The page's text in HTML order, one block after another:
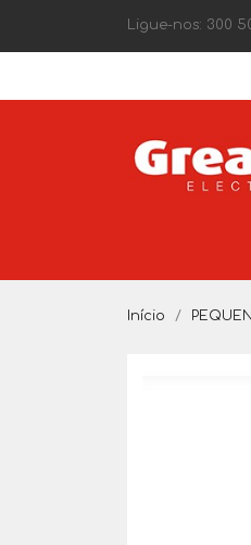
Ligue-nos: 300
Início